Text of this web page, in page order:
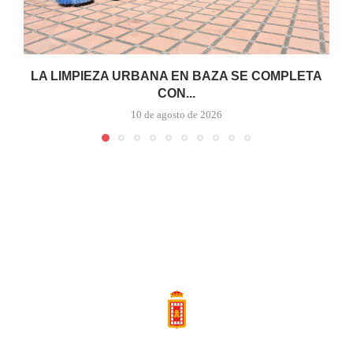
LA LIMPIEZA URBANA EN BAZA SE COMPLETA
CON...
10 de agosto de 2026